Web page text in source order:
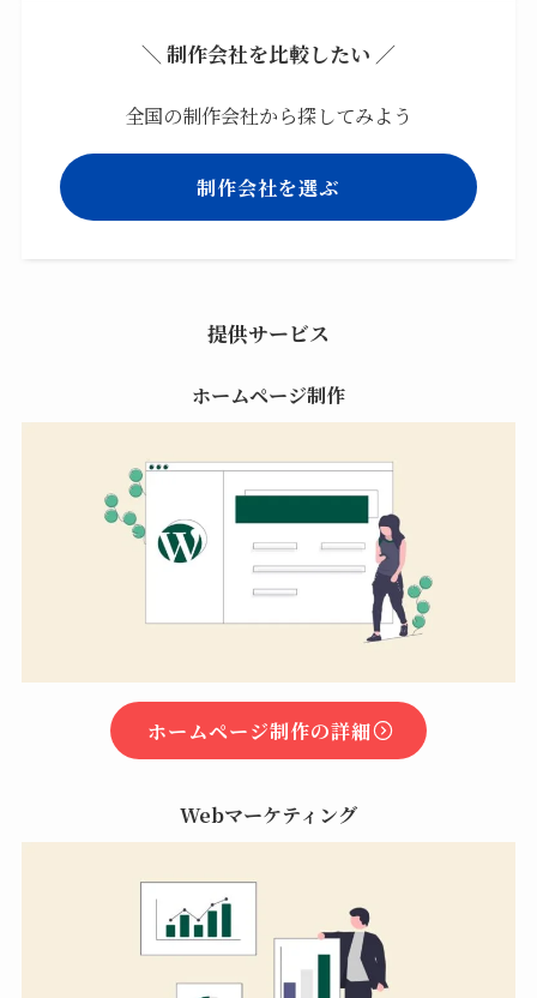
＼ 制作会社を比較したい ／
全国の制作会社から探してみよう
制作会社を選ぶ
提供サービス
ホームページ制作
ホームページ制作の詳細
Webマーケティング